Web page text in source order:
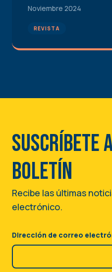
Noviembre 2024
REVISTA
primarias
Ambiental en
Suscríbete
boletín
Recibe las últimas
electrónico.
Dirección de correo